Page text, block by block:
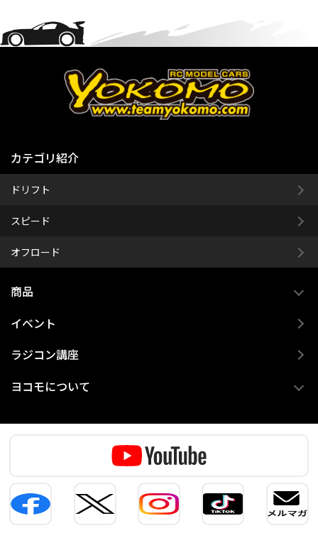
カテゴリ紹介
ドリフト
スピード
オフロード
商品
イベント
ラジコン講座
ヨコモについて